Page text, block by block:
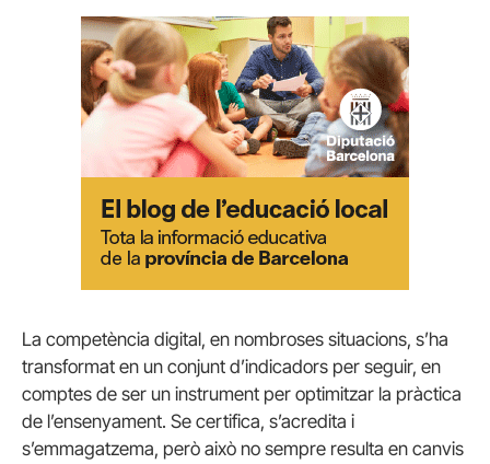
La competència digital, en nombroses situacions, s’ha
transformat en un conjunt d’indicadors per seguir, en
comptes de ser un instrument per optimitzar la pràctica
de l’ensenyament. Se certifica, s’acredita i
s’emmagatzema, però això no sempre resulta en canvis